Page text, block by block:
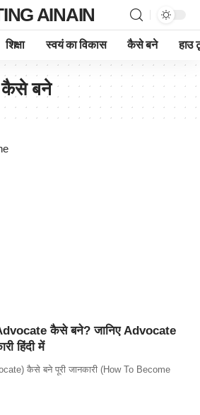
AINAIN
शिक्षा स्वयं का विकास कैसे बने हाउ
कैसे बने
Advocate कैसे बने? जानिए Advocate
हिंदी में
कैसे बने पूरी जानकारी (How To Become